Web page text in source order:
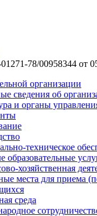
78/00958344 от
организации
сведения об
и органы
техническое
образовательные
хозяйственная
места для приема
среда